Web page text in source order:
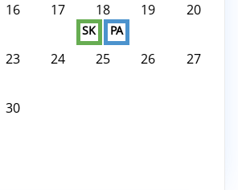
16 17 18
SK PA
19 20
23 24 25 26 27
30